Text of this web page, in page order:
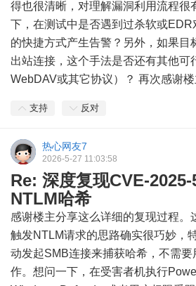
得也很清晰，对理解漏洞利用流程很
下，在测试中是否遇到过杀软或EDR
的快捷方式产生告警？另外，如果目
出站连接，这个手法是否还有其他可
WebDAV或其它协议）？ 再次感谢楼
支持 反对
热心网友7
2026-5-27 11:03:58
Re: 深度复现CVE-2025-
NTLM哈希
感谢楼主分享这么详细的复现过程。
触发NTLM请求的思路确实很巧妙，
动发起SMB连接来捕获哈希，不需
作。想问一下，在受害者机执行